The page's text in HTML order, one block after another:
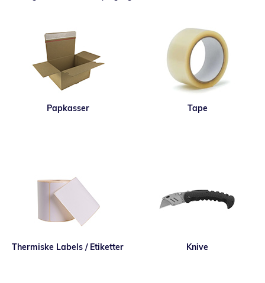
Papkasser Tape
Thermiske Labels / Etiketter Knive